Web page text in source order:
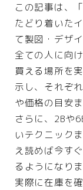
ペット
リサイクル
オフィス用
ガーデニン
スマホプラン
写真・プリ
子育て
家事・日用
家電
この記事は、
たどり着いた
て製図・デザ
全ての人に向
買える場所を
示し、それぞ
や価格の目安
さらに、2Bや
いテクニック
え読めば今す
るようになりま
実際に在庫を